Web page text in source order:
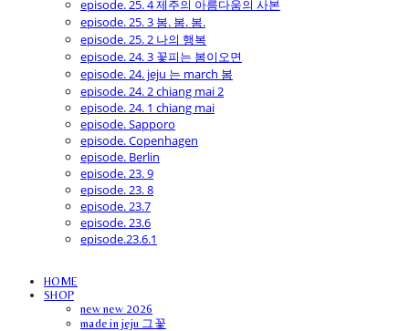
episode. 25. 4 제주의 아름다움의 사본
episode. 25. 3 봄. 봄. 봄.
episode. 25. 2 나의 행복
episode. 24. 3 꽃피는 봄이오면
episode. 24. jeju 는 march 봄
episode. 24. 2 chiang mai 2
episode. 24. 1 chiang mai
episode. Sapporo
episode. Copenhagen
episode. Berlin
episode. 23. 9
episode. 23. 8
episode. 23.7
episode. 23.6
episode.23.6.1
HOME
SHOP
new new 2026
made in jeju 그꽃